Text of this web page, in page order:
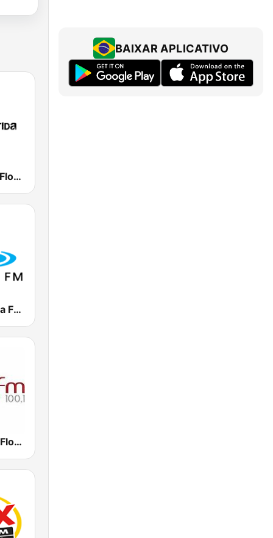
Atlântida FM Florianópolis
Rádio Itapema FM 93.7
Rádio Udesc Florianópolis 100.1
BAIXAR APLICATIVO